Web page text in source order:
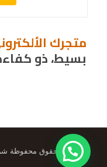
متجرك
بسيط، ذو
جميع الحقوق محفوظة شركة